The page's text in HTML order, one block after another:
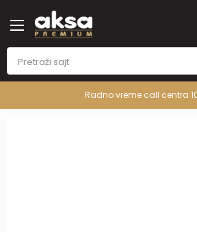
Radno vreme call centra